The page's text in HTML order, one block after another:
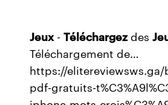
Jeux-Téléchargezdes
Téléchargement de…
https://
pdf-gratuits-